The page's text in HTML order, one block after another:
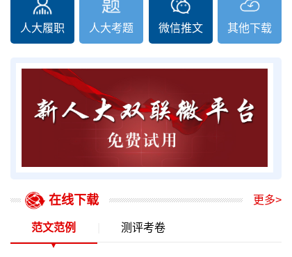
人大履职 人大考题 微信推文 其他下载
在线下载 更多>
范文范例 测评考卷